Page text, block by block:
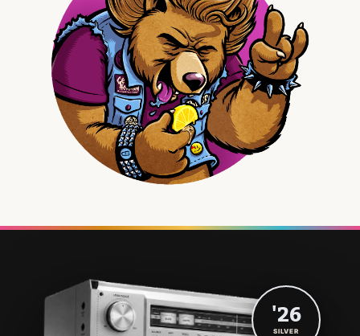
'26
SILVER